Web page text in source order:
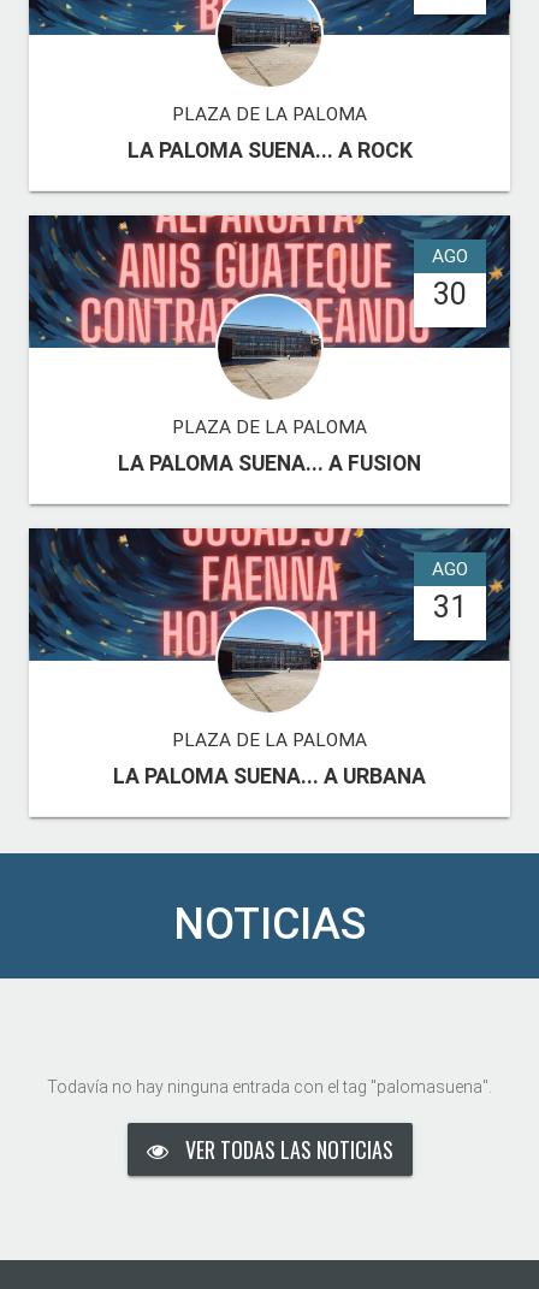
PLAZA DE LA PALOMA
LA PALOMA SUENA... A ROCK
AGO
30
PLAZA DE LA PALOMA
LA PALOMA SUENA... A FUSION
AGO
31
PLAZA DE LA PALOMA
LA PALOMA SUENA... A URBANA
NOTICIAS
Todavía no hay ninguna entrada con el tag "palomasuena".
VER TODAS LAS NOTICIAS